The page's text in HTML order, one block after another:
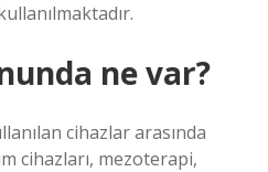
ne var?
cihazlar arasında
cihazları, mezoterapi,